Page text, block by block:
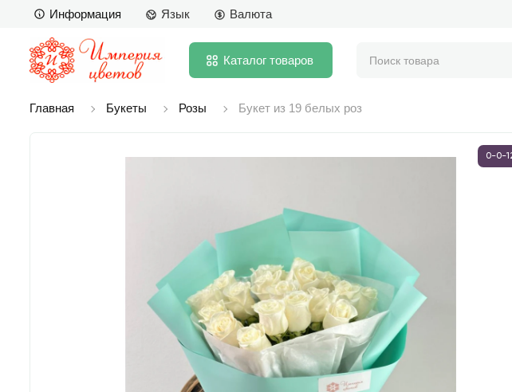
Информация Язык Валюта
Каталог товаров
Главная Букеты Розы Букет из 19 белых роз
0-0-